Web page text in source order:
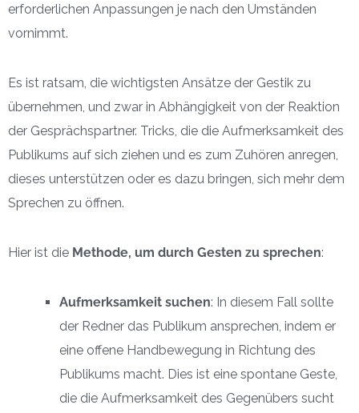
erforderlichen Anpassungen je nach den Umständen
vornimmt.
Es ist ratsam, die wichtigsten Ansätze der Gestik zu
übernehmen, und zwar in Abhängigkeit von der Reaktion
der Gesprächspartner. Tricks, die die Aufmerksamkeit des
Publikums auf sich ziehen und es zum Zuhören anregen,
dieses unterstützen oder es dazu bringen, sich mehr dem
Sprechen zu öffnen.
Hier ist die Methode, um durch Gesten zu sprechen:
Aufmerksamkeit suchen: In diesem Fall sollte
der Redner das Publikum ansprechen, indem er
eine offene Handbewegung in Richtung des
Publikums macht. Dies ist eine spontane Geste,
die die Aufmerksamkeit des Gegenübers sucht